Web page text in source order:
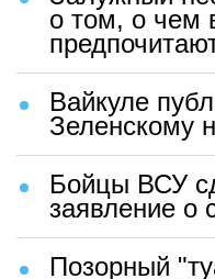
о том, о чем
Вайкуле
Зеленскому
Бойцы ВСУ
заявление о
Позорный